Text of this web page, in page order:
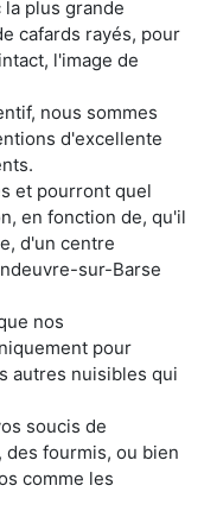
plus grande
cafards rayés, pour
l'image de
nous sommes
d'excellente
et pourront quel
en fonction de, qu'il
d'un centre
sur-Barse
nos
pour
autres nuisibles qui
soucis de
fourmis, ou bien
comme les